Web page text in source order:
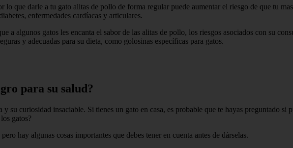
lo que darle a tu gato alitas de pollo de forma regular puede aumentar el riesgo de que tu
enfermedades cardíacas y articulares.
a algunos gatos les encanta el sabor de las alitas de pollo, los riesgos asociados con su
y adecuadas para su dieta, como golosinas específicas para gatos.
para su salud?
su curiosidad insaciable. Si tienes un gato en casa, es probable que te hayas preguntado
gatos?
hay algunas cosas importantes que debes tener en cuenta antes de dárselas.